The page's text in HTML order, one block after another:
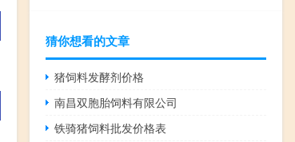
猜你想看的文章
猪饲料发酵剂价格
南昌双胞胎饲料有限公司
铁骑猪饲料批发价格表